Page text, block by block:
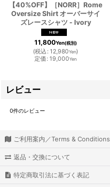
【40%OFF】［NORR］Rome
Oversize Shirt オーバーサイ
ズレースシャツ - Ivory
11,800Yen(税別)
(税込 : 12,980Yen)
定価 : 19,000Yen
レビュー
0件のレビュー
ご利用案内／Terms & Conditions
返品・交換について
特定商取引法に基づく表記